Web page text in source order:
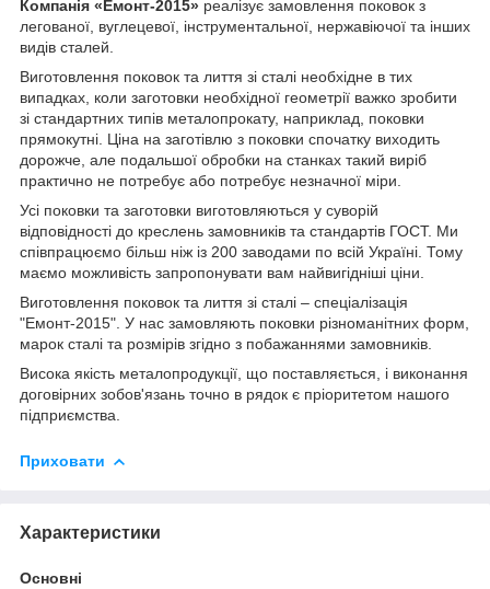
Компанія «Емонт-2015» реалізує замовлення поковок з
легованої, вуглецевої, інструментальної, нержавіючої та інших
видів сталей.
Виготовлення поковок та лиття зі сталі необхідне в тих
випадках, коли заготовки необхідної геометрії важко зробити
зі стандартних типів металопрокату, наприклад, поковки
прямокутні. Ціна на заготівлю з поковки спочатку виходить
дорожче, але подальшої обробки на станках такий виріб
практично не потребує або потребує незначної міри.
Усі поковки та заготовки виготовляються у суворій
відповідності до креслень замовників та стандартів ГОСТ. Ми
співпрацюємо більш ніж із 200 заводами по всій Україні. Тому
маємо можливість запропонувати вам найвигідніші ціни.
Виготовлення поковок та лиття зі сталі – спеціалізація
"Емонт-2015". У нас замовляють поковки різноманітних форм,
марок сталі та розмірів згідно з побажаннями замовників.
Висока якість металопродукції, що поставляється, і виконання
договірних зобов'язань точно в рядок є пріоритетом нашого
підприємства.
Приховати
Характеристики
Основні